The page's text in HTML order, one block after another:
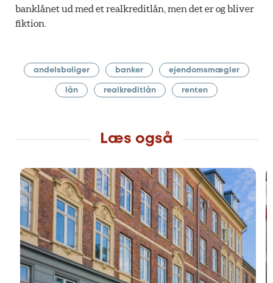
banklånet ud med et realkreditlån, men det er og bliver
fiktion.
andelsboliger banker ejendomsmægler
lån realkreditlån renten
Læs også